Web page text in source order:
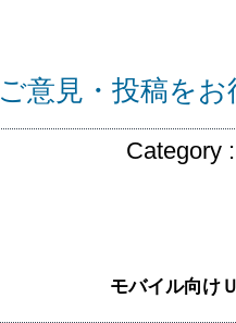
ご意見・投稿を
Category
モバイル向け